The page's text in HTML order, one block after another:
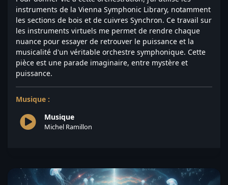
instruments de la Vienna Symphonic Library, notamment
les sections de bois et de cuivres Synchron. Ce travail sur
les instruments virtuels me permet de rendre chaque
nuance pour essayer de retrouver le puissance et la
musicalité d'un véritable orchestre symphonique. Cette
pièce est une parade imaginaire, entre mystère et
puissance.
Musique :
Musique
Michel Ramillon